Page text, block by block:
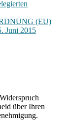
(EU)
Juni 2015
über Ihren